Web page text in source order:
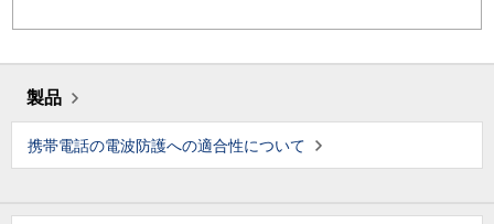
製品
携帯電話の電波防護への適合性について